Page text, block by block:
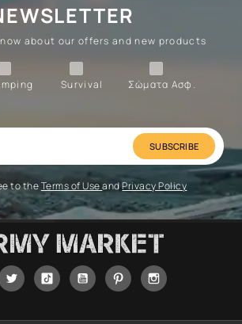
about our offers and new products
Σώματα Ασφ.
Survival
to theTerms of UseandPrivacy Policy
Twitter Tiktok YouTube Pinterest